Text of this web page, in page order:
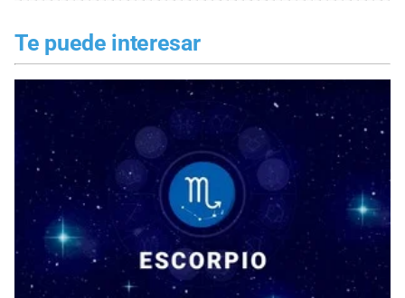
Te puede interesar